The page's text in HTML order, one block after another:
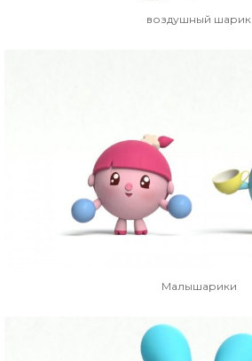
воздушный шарик
Малышарики